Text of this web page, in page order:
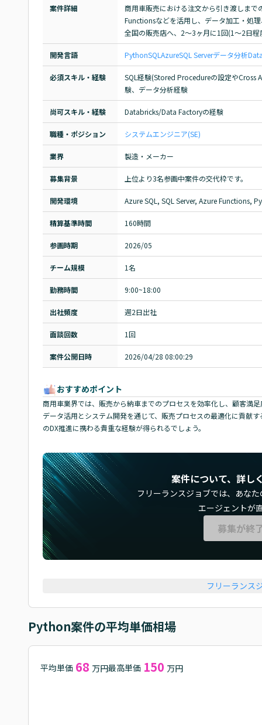
案件詳細
商用車販売における注文から引き渡しまで
Functionsなどを活用し、データ加工・処
全国の販売店へ、2〜3ヶ月に1回(1〜2日
開発言語 PythonSQL AzureSQL Serverデータ分析
必須スキル・経験
SQL経験(Stored Procedureの設定やCross
験、データ分析経験
尚可スキル・経験 Databricks/Data Factoryの経験
職種・ポジション システムエンジニア(SE)
業界 製造・メーカー
募集背景 上位より3名参画中案件の交代枠です。
開発環境 Azure SQL, SQL Server, Azure Functions,
精算基準時間 160時間
参画時期 2026/05
チーム規模 1名
勤務時間 9:00~18:00
出社頻度 週2日出社
面談回数 1回
案件公開日時 2026/04/28 08:00:29
おすすめポイント
商用車業界では、販売から納車までのプロセスを効率化し、顧客満
データ活用とシステム開発を通じて、販売プロセスの最適化に貢献
のDX推進に携わる貴重な経験が得られるでしょう。
案件について、詳し
フリーランスジョブでは、 あな
エージェントが
募集が終
フリーランス
Python案件の平均単価相場
平均単価 68 万円最高単価 150 万円